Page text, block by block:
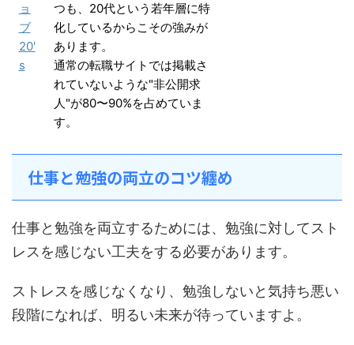
ョ
ブ
20'
s
つも、20代という若年層に特
化しているからこその強みが
あります。
通常の転職サイトでは掲載さ
れていないような"非公開求
人"が80〜90%を占めていま
す。
仕事と勉強の両立のコツ纏め
仕事と勉強を両立するためには、勉強に対してスト
レスを感じない工夫をする必要があります。
ストレスを感じなくなり、勉強しないと気持ち悪い
段階になれば、明るい未来が待っていますよ。